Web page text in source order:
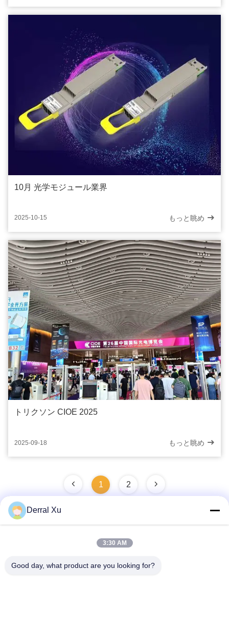
10月 光学モジュール業界
2025-10-15 もっと眺め
トリクソン CIOE 2025
2025-09-18 もっと眺め
1 2
住所
Derral Xu
3:30 AM
Good day, what product are you looking for?